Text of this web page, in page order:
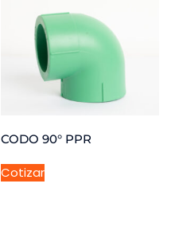
CODO 90° PPR
Cotizar